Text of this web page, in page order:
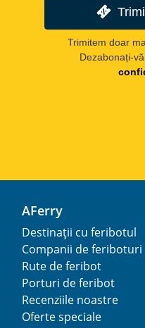
Trimitem doar
Dezabonați-
AFerry
Destinații cu feribotul
Companii de feriboturi
Rute de feribot
Porturi de feribot
Recenziile noastre
Oferte speciale